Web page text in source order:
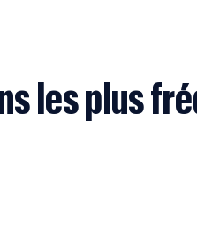
les plus